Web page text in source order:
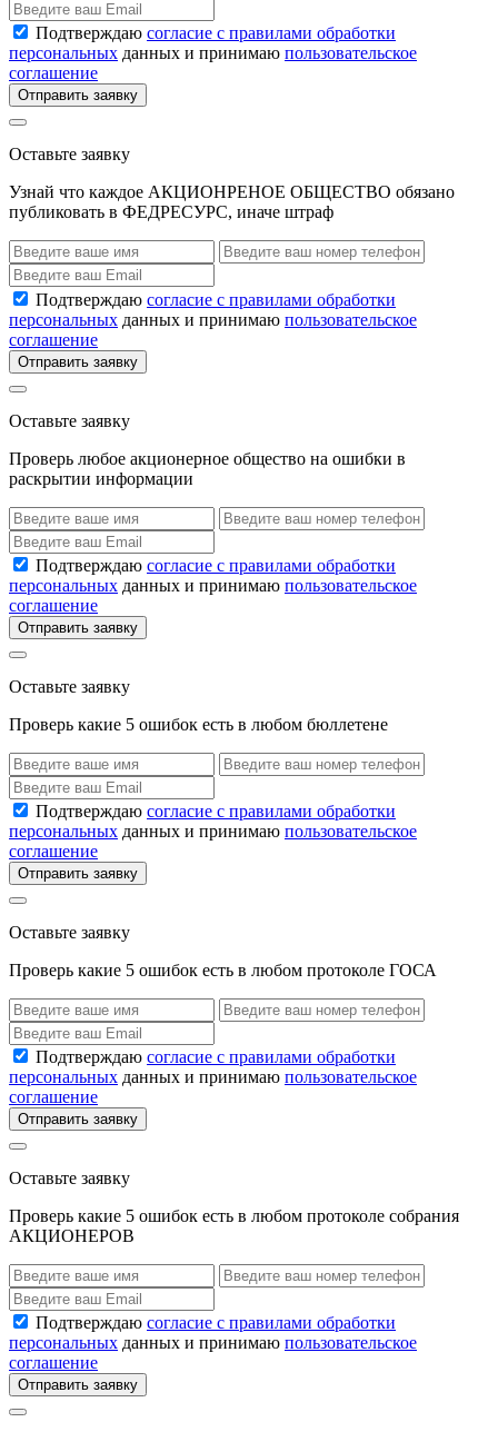
Подтверждаю согласие с правилами обработки
персональных данных и принимаю пользовательское
соглашение
Отправить заявку
Оставьте заявку
Узнай что каждое АКЦИОНРЕНОЕ ОБЩЕСТВО обязано
публиковать в ФЕДРЕСУРС, иначе штраф
Подтверждаю согласие с правилами обработки
персональных данных и принимаю пользовательское
соглашение
Отправить заявку
Оставьте заявку
Проверь любое акционерное общество на ошибки в
раскрытии информации
Подтверждаю согласие с правилами обработки
персональных данных и принимаю пользовательское
соглашение
Отправить заявку
Оставьте заявку
Проверь какие 5 ошибок есть в любом бюллетене
Подтверждаю согласие с правилами обработки
персональных данных и принимаю пользовательское
соглашение
Отправить заявку
Оставьте заявку
Проверь какие 5 ошибок есть в любом протоколе ГОСА
Подтверждаю согласие с правилами обработки
персональных данных и принимаю пользовательское
соглашение
Отправить заявку
Оставьте заявку
Проверь какие 5 ошибок есть в любом протоколе собрания
АКЦИОНЕРОВ
Подтверждаю согласие с правилами обработки
персональных данных и принимаю пользовательское
соглашение
Отправить заявку